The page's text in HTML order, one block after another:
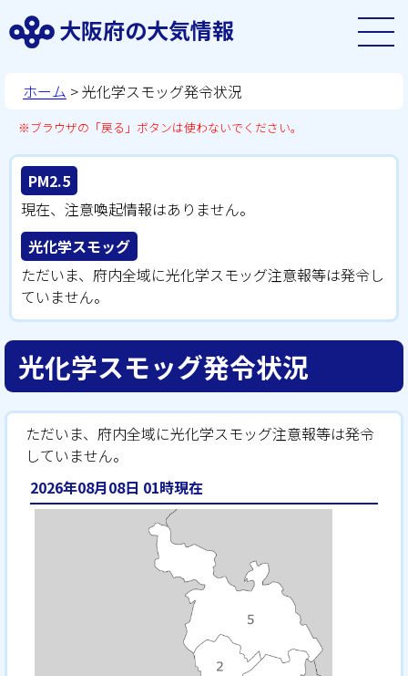
大阪府の大気情報
ホーム > 光化学スモッグ発令状況
※ブラウザの「戻る」ボタンは使わないでください。
PM2.5
現在、注意喚起情報はありません。
光化学スモッグ
ただいま、府内全域に光化学スモッグ注意報等は発令し
ていません。
光化学スモッグ発令状況
ただいま、府内全域に光化学スモッグ注意報等は発令
していません。
2026年08月08日 01時現在